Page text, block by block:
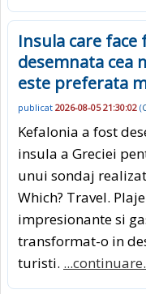
Insula care
desemnata cea
este preferata
publicat 2026-08-05 21:30:02 (
Kefalonia a fost
insula a Greciei
unui sondaj
Which? Travel.
impresionante si
transformat-o in
turisti. ...continuare.